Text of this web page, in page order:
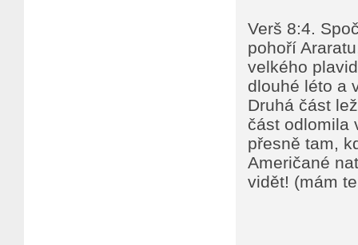
Verš 8:4.
pohoří
velkého
dlouhé léto a
Druhá část
část odlomila
přesně tam,
Američané
vidět! (mám